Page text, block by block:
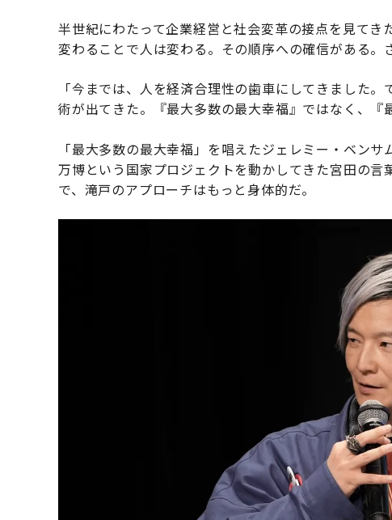
半世紀にわたって企業経営と社会変革の接点を見て
変わることで人は変わる。その順序への確信がある。
「今までは、人を経済合理性の歯車にしてきました
術が出てきた。『最大多数の最大幸福』ではなく、『
「最大多数の最大幸福」を唱えたジェレミー・ベン
万博という国家プロジェクトを動かしてきた宮田の
で、滝戸のアプローチはもっと身体的だ。